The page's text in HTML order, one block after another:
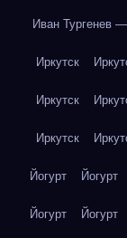
Иван Тургенев
Иркутск
Иркутск
Иркутск
Йогурт Йогурт
Йогурт Йогурт